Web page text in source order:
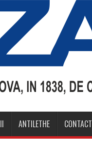
ANTILETHE CONTACT